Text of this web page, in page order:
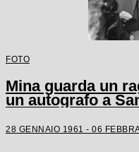
FOTO
Mina guarda un
un autografo a
28 GENNAIO 1961 - 06